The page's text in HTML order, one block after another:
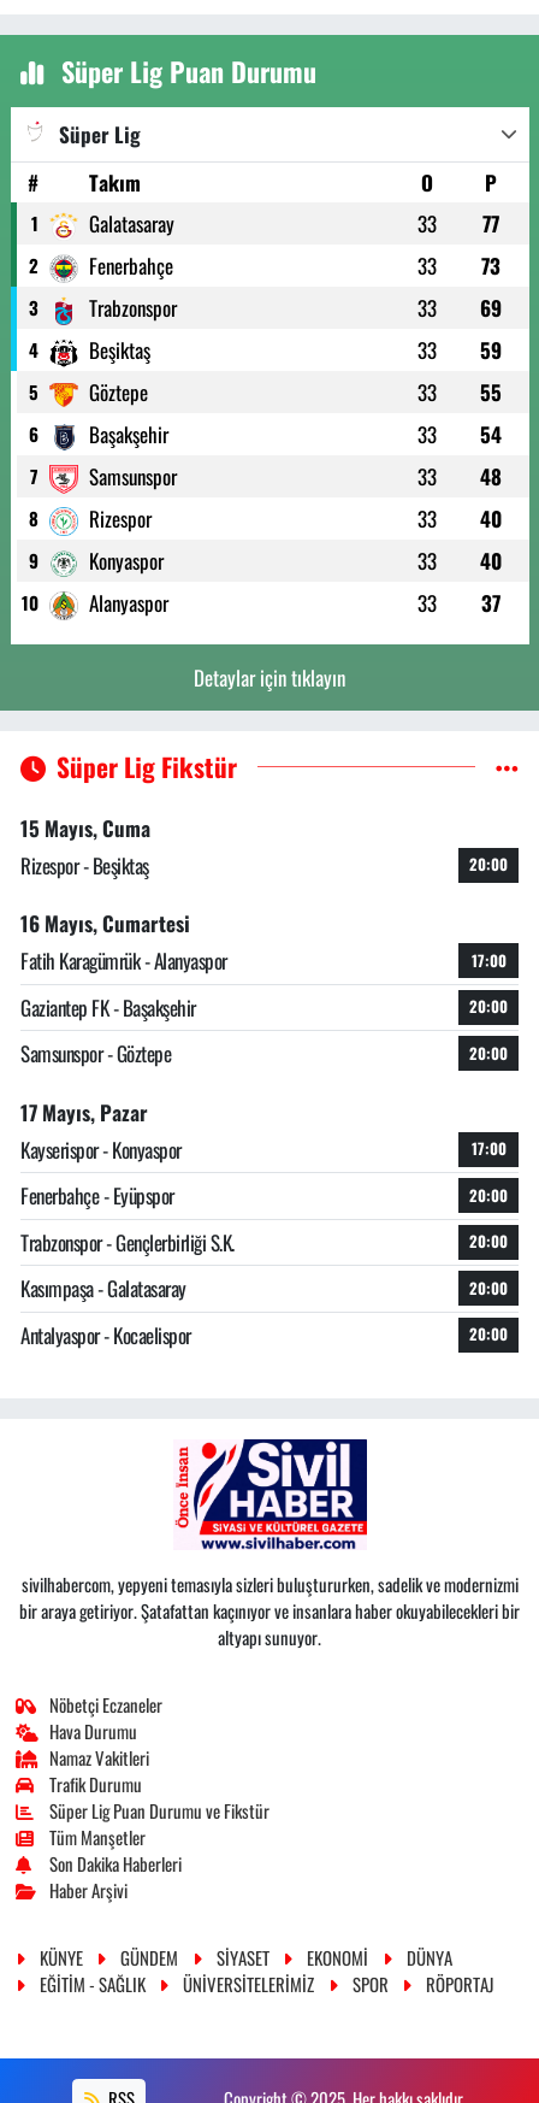
Süper Lig Puan Durumu
Süper Lig
#
Takım O P
1 Galatasaray 33 77
2 Fenerbahçe 33 73
3 Trabzonspor 33 69
4 Beşiktaş 33 59
5 Göztepe 33 55
6 Başakşehir 33 54
7 Samsunspor 33 48
8 Rizespor 33 40
9 Konyaspor 33 40
10 Alanyaspor 33 37
Detaylar için tıklayın
Süper Lig Fikstür
15 Mayıs, Cuma
Rizespor - Beşiktaş
20:00
16 Mayıs, Cumartesi
Fatih Karagümrük - Alanyaspor
17:00
Gaziantep FK - Başakşehir 20:00
Samsunspor - Göztepe 20:00
17 Mayıs, Pazar
Kayserispor - Konyaspor
17:00
Fenerbahçe - Eyüpspor 20:00
Trabzonspor - Gençlerbirliği S.K. 20:00
Kasımpaşa - Galatasaray 20:00
Antalyaspor - Kocaelispor 20:00
sivilhabercom, yepyeni temasıyla sizleri buluştururken, sadelik ve modernizmi
bir araya getiriyor. Şatafattan kaçınıyor ve insanlara haber okuyabilecekleri bir
altyapı sunuyor.
Nöbetçi Eczaneler
Hava Durumu
Namaz Vakitleri
Trafik Durumu
Süper Lig Puan Durumu ve Fikstür
Tüm Manşetler
Son Dakika Haberleri
Haber Arşivi
KÜNYE GÜNDEM SİYASET EKONOMİ
DÜNYA
EĞİTİM - SAĞLIK
ÜNİVERSİTELERİMİZ SPOR RÖPORTAJ